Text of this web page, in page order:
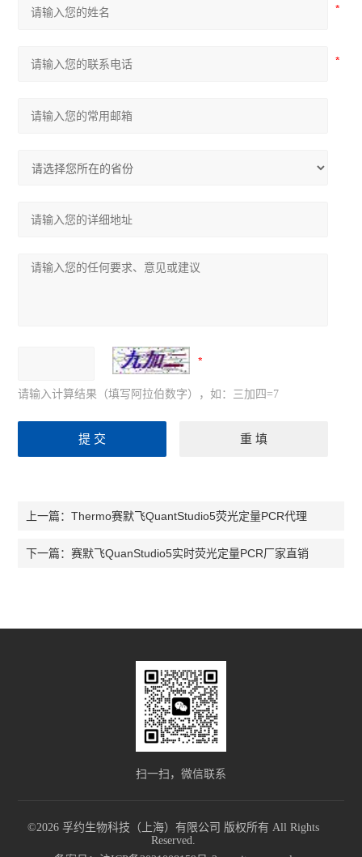
请输入计算结果（填写阿拉伯数字），如：三加四=7
上一篇：Thermo赛默飞QuantStudio5荧光定量PCR代理
下一篇：赛默飞QuanStudio5实时荧光定量PCR厂家直销
扫一扫，微信联系
©2026 孚约生物科技（上海）有限公司 版权所有 All Rights
Reserved.